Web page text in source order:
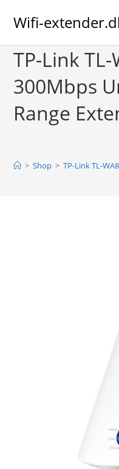
Wifi-
TP-Link TL-
300Mbps
Range
> Shop > TP-Link TL-